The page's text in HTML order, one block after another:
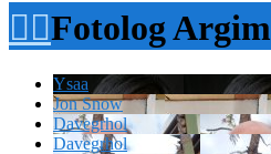
Fotolog Argim
Ysaa
Jon Snow
Davegrhol
Davegrhol